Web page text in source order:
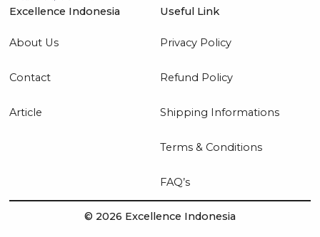
Excellence Indonesia
About Us
Contact
Article
Useful Link
Privacy Policy
Refund Policy
Shipping Informations
Terms & Conditions
FAQ’s
© 2026 Excellence Indonesia